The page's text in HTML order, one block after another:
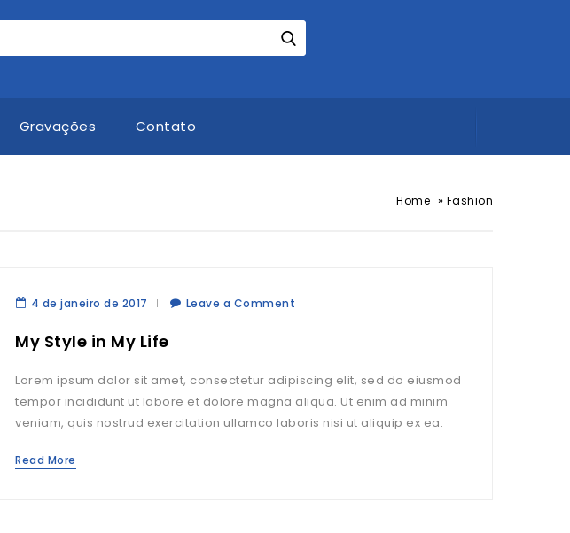
Gravações Contato
Home » Fashion
4 de janeiro de 2017 Leave a Comment
My Style in My Life
Lorem ipsum dolor sit amet, consectetur adipiscing elit, sed do eiusmod
tempor incididunt ut labore et dolore magna aliqua. Ut enim ad minim
veniam, quis nostrud exercitation ullamco laboris nisi ut aliquip ex ea.
Read More